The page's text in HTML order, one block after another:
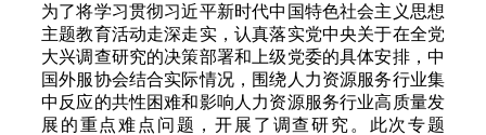
为了将学习贯彻习近平新时代中国特色社会主义思想
主题教育活动走深走实，认真落实党中央关于在全党
大兴调查研究的决策部署和上级党委的具体安排，中
国外服协会结合实际情况，围绕人力资源服务行业集
中反应的共性困难和影响人力资源服务行业高质量发
展的重点难点问题，开展了调查研究。此次专题